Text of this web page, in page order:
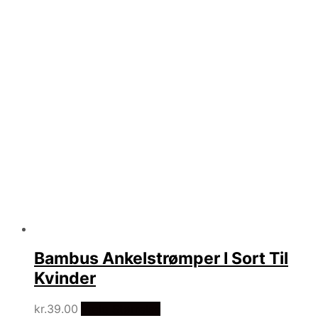
Bambus Ankelstrømper I Sort Til
Kvinder
kr.39.00